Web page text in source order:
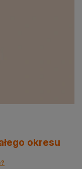
okresu